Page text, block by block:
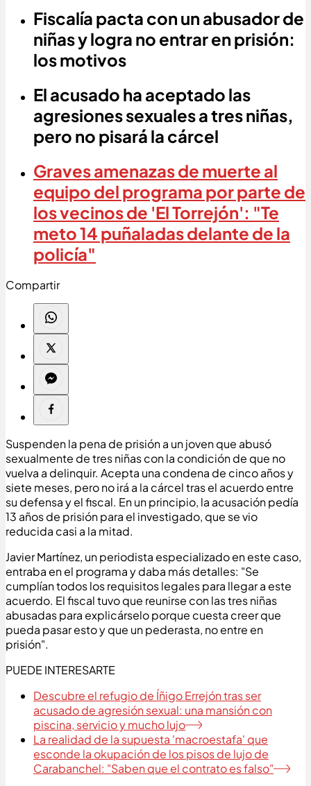
Fiscalía pacta con un abusador de
niñas y logra no entrar en prisión:
los motivos
El acusado ha aceptado las
agresiones sexuales a tres niñas,
pero no pisará la cárcel
Graves amenazas de muerte al
equipo del programa por parte de
los vecinos de 'El Torrejón': "Te
meto 14 puñaladas delante de la
policía"
Compartir
Suspenden la pena de prisión a un joven que abusó
sexualmente de tres niñas con la condición de que no
vuelva a delinquir. Acepta una condena de cinco años y
siete meses, pero no irá a la cárcel tras el acuerdo entre
su defensa y el fiscal. En un principio, la acusación pedía
13 años de prisión para el investigado, que se vio
reducida casi a la mitad.
Javier Martínez, un periodista especializado en este caso,
entraba en el programa y daba más detalles: "Se
cumplían todos los requisitos legales para llegar a este
acuerdo. El fiscal tuvo que reunirse con las tres niñas
abusadas para explicárselo porque cuesta creer que
pueda pasar esto y que un pederasta, no entre en
prisión".
PUEDE INTERESARTE
Descubre el refugio de Íñigo Errejón tras ser
acusado de agresión sexual: una mansión con
piscina, servicio y mucho lujo
La realidad de la supuesta 'macroestafa' que
esconde la okupación de los pisos de lujo de
Carabanchel: "Saben que el contrato es falso"